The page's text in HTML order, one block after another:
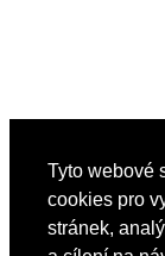
Tyto webové
cookies pro
stránek,